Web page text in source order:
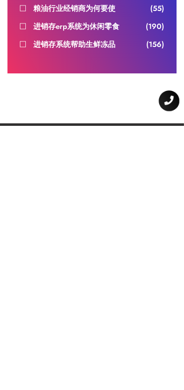
粮油行业经销商为何要使
(55)
进销存erp系统为休闲零食
(190)
进销存系统帮助生鲜冻品
(156)